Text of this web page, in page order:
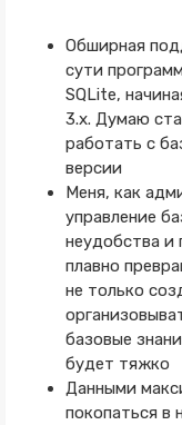
Обширная
сути
SQLite,
3.x. Думаю
работать с
версии
Меня, как
управление
неудобства и
плавно
не только
базовые
будет тяжко
Данными
покопаться в